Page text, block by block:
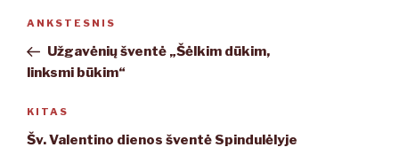
Navigacija
įrašų
Ankstesnis
įrašas
ANKSTESNIS
Užgavėnių šventė „Šėlkim dūkim,
linksmi būkim“
Kitas
įrašas
KITAS
Šv. Valentino dienos šventė Spindulėlyje